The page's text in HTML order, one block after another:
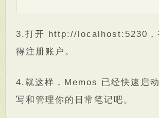
3.打开 http://localhost:5230，
得注册账户。
4.就这样，Memos 已经快速启
写和管理你的日常笔记吧。